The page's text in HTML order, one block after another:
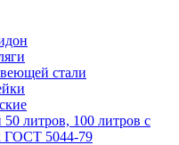
стали
50 литров, 100 литров с
ГОСТ 5044-79